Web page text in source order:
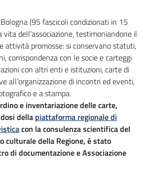
Bologna (95 fascicoli condizionati in 15
vita dell’associazione, testimoniandone il
attività promosse: si conservano statuti,
corrispondenza con le socie e carteggi
con altri enti e istituzioni, carte di
all’organizzazione di incontri ed eventi,
e a stampa.
e inventariazione delle carte,
della piattaforma regionale di
con la consulenza scientifica del
culturale della Regione, è stato
di documentazione e Associazione